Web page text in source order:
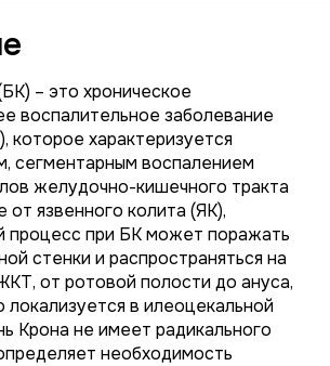
– это хроническое
воспалительное заболевание
которое характеризуется
сегментарным воспалением
желудочно-кишечного тракта
язвенного колита (ЯК),
процесс при БК может поражать
стенки и распространяться на
от ротовой полости до ануса,
локализуется в илеоцекальной
Крона не имеет радикального
необходимость